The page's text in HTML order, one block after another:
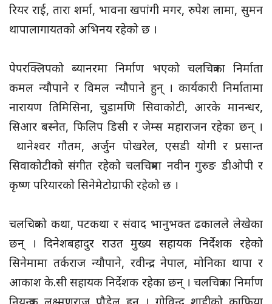
रियर राई, तारा शर्मा, भावना खपांगी मगर, रुपेश लामा, सुमन
थापालागायतको अभिनय रहेको छ ।
पेपरक्लिपको ब्यानरमा निर्माण भएको चलचित्रका निर्माता
कमल न्यौपाने र विमल न्यौपाने हुन् । कार्यकारी निर्मातामा
नारायण तिमिसिना, चुडामणि सिवाकोटी, आरके मानन्धर,
सिआर बस्नेत, फिलिप डिसी र जेम्स महाराजन रहेका छन् ।
थानेश्वर गौतम, अर्जुन पोखरेल, एसडी योगी र प्रसान्त
सिवाकोटीको संगीत रहेको चलचित्रमा नवीन गुरुङ डीओपी र
कृष्ण परियारको सिनेमेटोग्राफी रहेको छ ।
चलचित्रको कथा, पटकथा र संवाद भानुभक्त ढकालले लेखेका
छन् । दिनेशबहादुर राउत मुख्य सहायक निर्देशक रहेको
सिनेमामा तर्कराज न्यौपाने, रवीन्द्र नेपाल, मोनिका थापा र
आकाश के.सी सहायक निर्देशक रहेका छन् । चलचित्रका निर्माण